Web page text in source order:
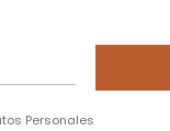
Personales